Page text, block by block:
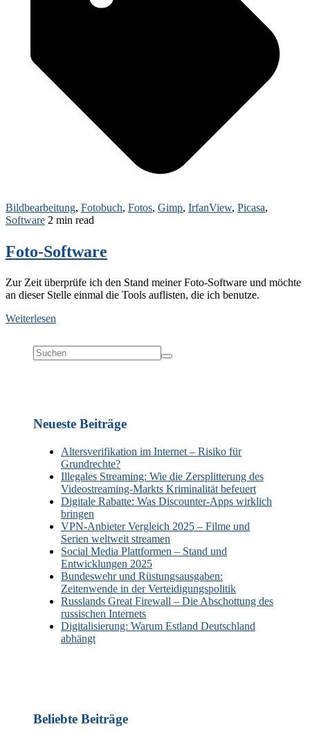
Bildbearbeitung, Fotobuch, Fotos, Gimp, IrfanView, Picasa,
Software 2 min read
Foto-Software
Zur Zeit überprüfe ich den Stand meiner Foto-Software und möchte
an dieser Stelle einmal die Tools auflisten, die ich benutze.
Weiterlesen
Neueste Beiträge
Altersverifikation im Internet – Risiko für
Grundrechte?
Illegales Streaming: Wie die Zersplitterung des
Videostreaming-Markts Kriminalität befeuert
Digitale Rabatte: Was Discounter-Apps wirklich
bringen
VPN-Anbieter Vergleich 2025 – Filme und
Serien weltweit streamen
Social Media Plattformen – Stand und
Entwicklungen 2025
Bundeswehr und Rüstungsausgaben:
Zeitenwende in der Verteidigungspolitik
Russlands Great Firewall – Die Abschottung des
russischen Internets
Digitalisierung: Warum Estland Deutschland
abhängt
Beliebte Beiträge